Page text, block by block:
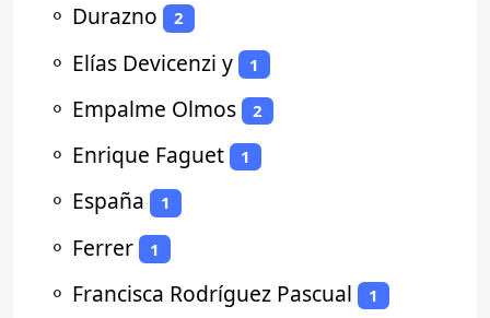
⚬ Durazno 2
⚬ Elías Devicenzi y 1
⚬ Empalme Olmos 2
⚬ Enrique Faguet 1
⚬ España 1
⚬ Ferrer 1
⚬ Francisca Rodríguez Pascual 1